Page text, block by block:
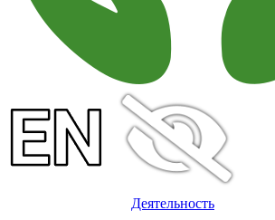
Деятельность